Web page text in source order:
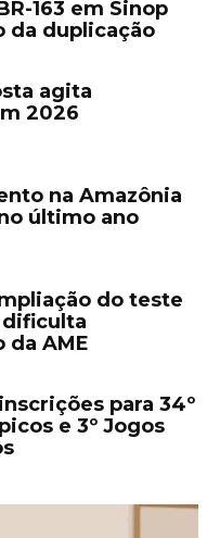
163 em Sinop
da duplicação
agita
2026
na Amazônia
último ano
do teste
da AME
para 34º
e 3º Jogos